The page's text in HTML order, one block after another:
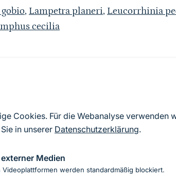
Cookies. Für die Webanalyse verwenden
in unserer Datenschutzerklärung.
Medien
Videoplattformen werden standardmäßig blockiert.
, Lampetra planeri, Leucorrhinia
cecilia
Standarddatenbögen Deutschlands
enthalten die zur Veröffentlichung